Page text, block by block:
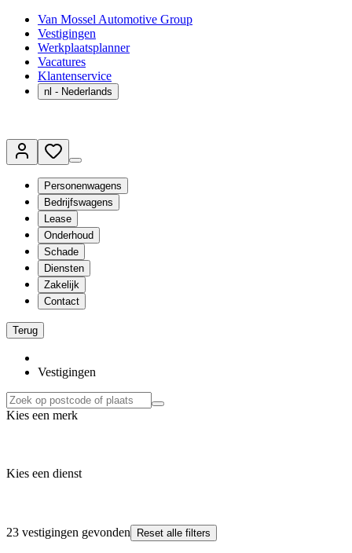
Van Mossel Automotive Group
Vestigingen
Werkplaatsplanner
Vacatures
Klantenservice
nl - Nederlands
Personenwagens
Bedrijfswagens
Lease
Onderhoud
Schade
Diensten
Zakelijk
Contact
Terug
Vestigingen
Kies een merk
Kies een dienst
23 vestigingen gevonden Reset alle filters